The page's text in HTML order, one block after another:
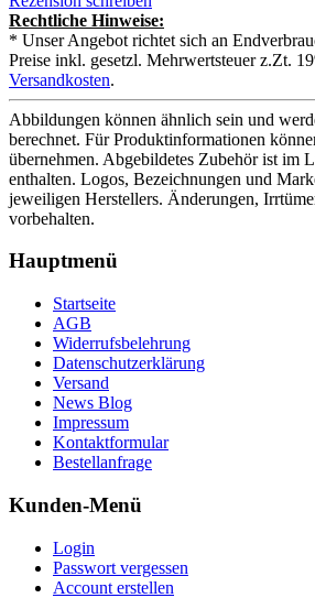
Rechtliche Hinweise:
* Unser Angebot richtet sich an
Preise inkl. gesetzl. Mehrwertsteuer z.Zt.
Versandkosten.
Abbildungen können ähnlich sein und
berechnet. Für Produktinformationen
übernehmen. Abgebildetes Zubehör ist im
enthalten. Logos, Bezeichnungen und
jeweiligen Herstellers. Änderungen,
vorbehalten.
Hauptmenü
Startseite
AGB
Widerrufsbelehrung
Datenschutzerklärung
Versand
News Blog
Impressum
Kontaktformular
Bestellanfrage
Kunden-Menü
Login
Passwort vergessen
Account erstellen